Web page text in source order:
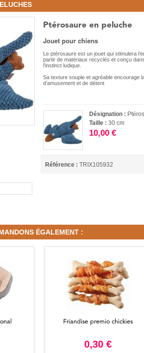
Ptérosaure en peluche
Jouet pour chiens
Le ptérosaure est un jouet qui stimulera
partir de matériaux recyclés et conçu
l’instinct ludique.
Sa texture souple et agréable encourage
d’amusement et de détent
Désignation :
Taille :30 cm
10,00 €
Référence : TRIX105932
ÉGALEMENT :
Friandise premio chickies
0,30 €